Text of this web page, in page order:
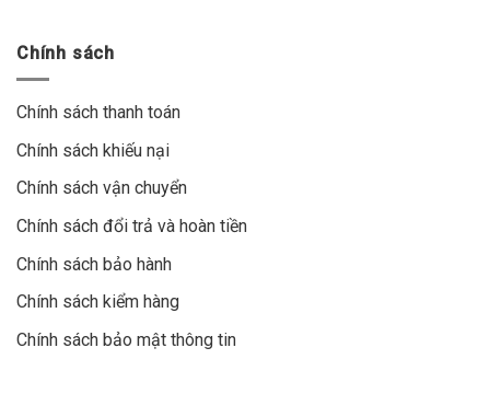
Chính sách
Chính sách thanh toán
Chính sách khiếu nại
Chính sách vận chuyển
Chính sách đổi trả và hoàn tiền
Chính sách bảo hành
Chính sách kiểm hàng
Chính sách bảo mật thông tin